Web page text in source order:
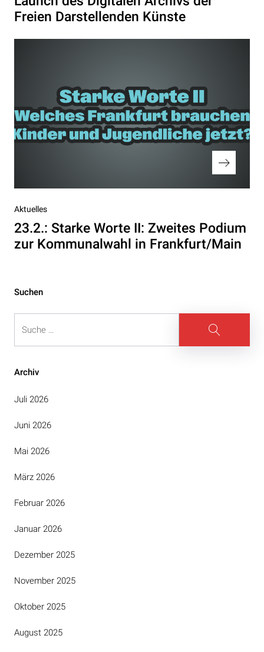
Freien Darstellenden Künste
Nächster
Beitrag
Aktuelles
23.2.: Starke Worte II: Zweites Podium
zur Kommunalwahl in Frankfurt/Main
Suchen
Suche
Archiv
Juli 2026
Juni 2026
Mai 2026
März 2026
Februar 2026
Januar 2026
Dezember 2025
November 2025
Oktober 2025
August 2025